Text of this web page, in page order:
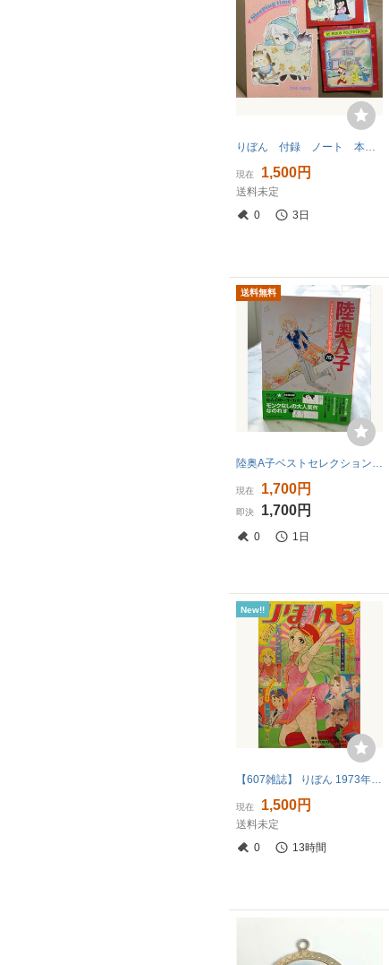
りぼん 付録 ノート 本田恵子 池野恋 萩原睦美
現在 1,500円
送料未定
0
3日
送料無料
陸奥A子ベストセレクション セブンティーズ
現在 1,700円
即決 1,700円
0 1日
New!!
【607雑誌】 りぼん 1973年5月号 三色すみれ 山岸凉子 若葉の頃 まさやななえ 6年〇組〇〇番 巴里夫 異常ナシ 弓月光
現在 1,500円
送料未定
0
13時間